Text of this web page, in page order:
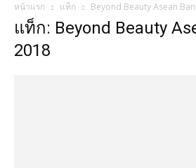
หน้าแรก แท็ก Beyond Beauty Asean
แท็ก: Beyond Beauty
2018